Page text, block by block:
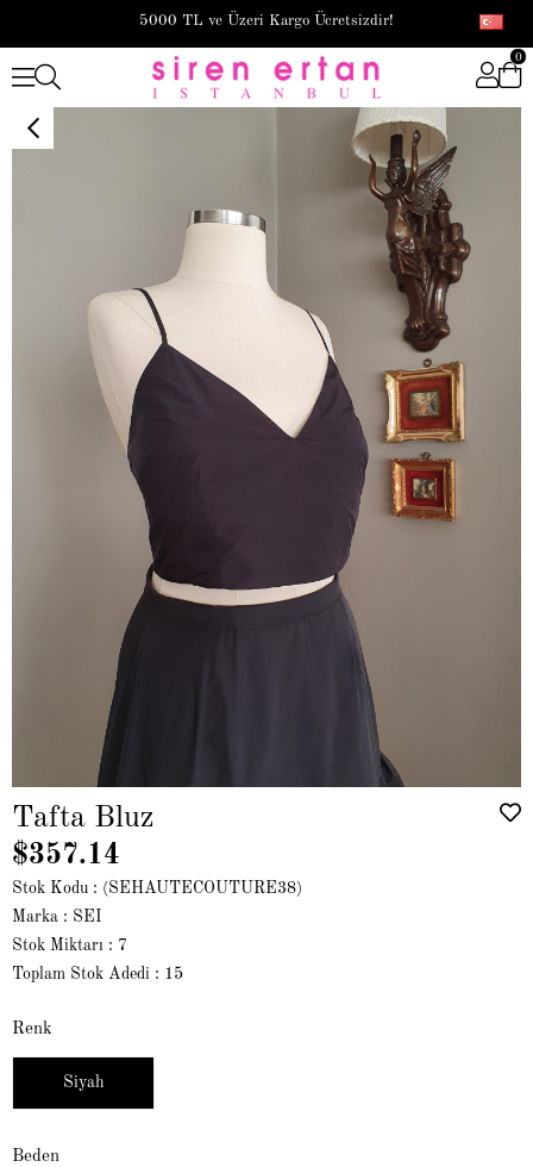
5000 TL ve Üzeri Kargo Ücretsizdir!
0
Tafta Bluz
$357.14
Stok Kodu
(SEHAUTECOUTURE38)
Marka : SEI
Stok Miktarı : 7
Toplam Stok Adedi : 15
Renk
Siyah
Beden